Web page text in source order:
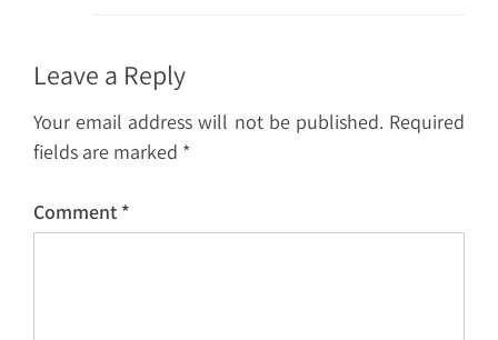
Leave a Reply
Your email address will not be published. Required
fields are marked *
Comment *